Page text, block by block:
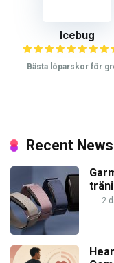
Icebug
Bästa löparskor för
Recent News
2